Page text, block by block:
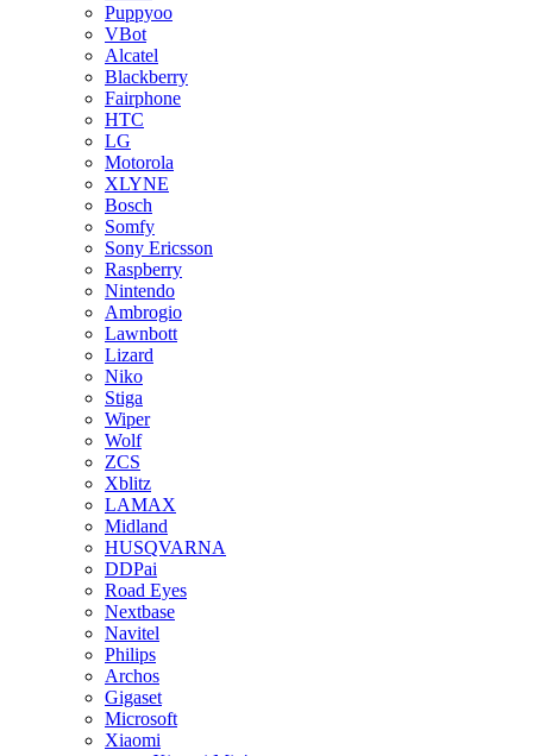
Puppyoo
VBot
Alcatel
Blackberry
Fairphone
HTC
LG
Motorola
XLYNE
Bosch
Somfy
Sony Ericsson
Raspberry
Nintendo
Ambrogio
Lawnbott
Lizard
Niko
Stiga
Wiper
Wolf
ZCS
Xblitz
LAMAX
Midland
HUSQVARNA
DDPai
Road Eyes
Nextbase
Navitel
Philips
Archos
Gigaset
Microsoft
Xiaomi